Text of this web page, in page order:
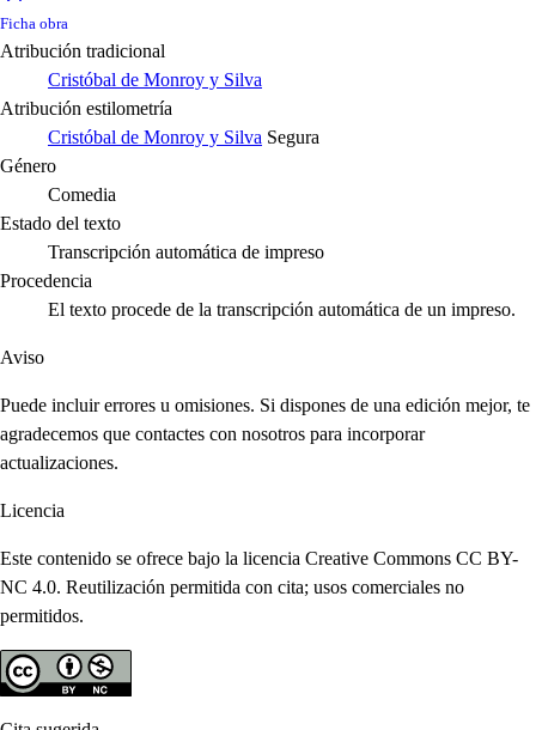
Ficha obra
Atribución tradicional
Cristóbal de Monroy y Silva
Atribución estilometría
Cristóbal de Monroy y Silva Segura
Género
Comedia
Estado del texto
Transcripción automática de impreso
Procedencia
El texto procede de la transcripción automática de un impreso.
Aviso
Puede incluir errores u omisiones. Si dispones de una edición mejor, te
agradecemos que contactes con nosotros para incorporar
actualizaciones.
Licencia
Este contenido se ofrece bajo la licencia Creative Commons CC BY-
NC 4.0. Reutilización permitida con cita; usos comerciales no
permitidos.